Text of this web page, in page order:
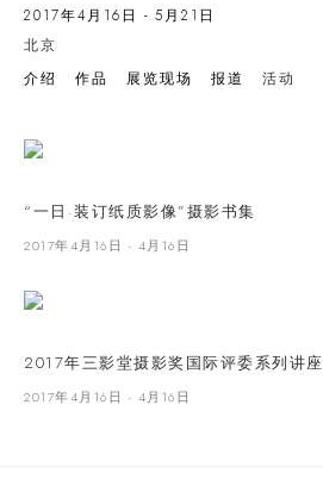
2017年4月16日 - 5月21日
北京
介绍
作品 展览现场 报道 活动
“一日·装订纸质影像”摄影书集
2017年4月16日 - 4月16日
2017年三影堂摄影奖国际评委系列讲座
2017年4月16日 - 4月16日